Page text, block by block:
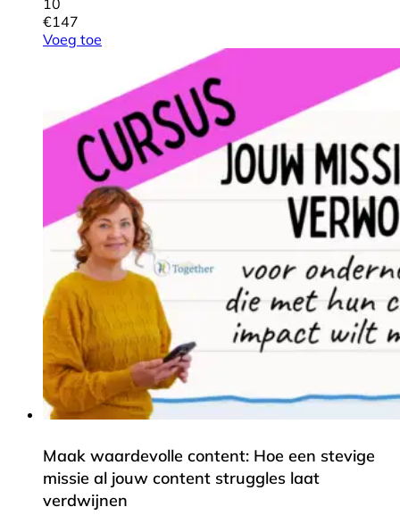
10
€147
Voeg toe
Maak waardevolle content: Hoe een stevige
missie al jouw content struggles laat
verdwijnen